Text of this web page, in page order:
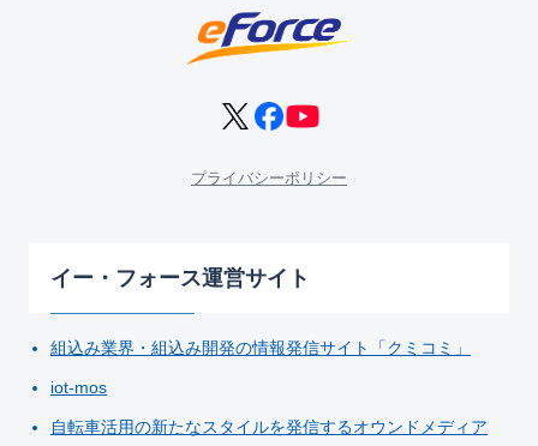
プライバシーポリシー
イー・フォース運営サイト
組込み業界・組込み開発の情報発信サイト「クミコミ」
iot-mos
自転車活用の新たなスタイルを発信するオウンドメディア